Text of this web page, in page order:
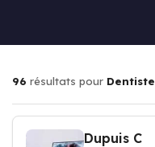
96 résultats pour Dentiste
Dupuis C